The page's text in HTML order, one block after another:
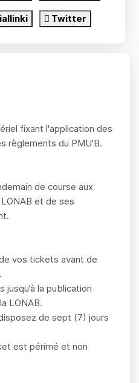
Twitter
fixant l'application des
règlements du PMU'B.
de course aux
et de ses
vos tickets avant de
la publication
LONAB.
de sept (7) jours
est périmé et non